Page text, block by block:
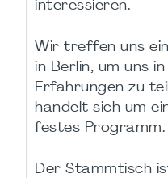
interessieren.
Wir treffen uns
in Berlin, um uns
Erfahrungen zu
handelt sich um
festes Programm.
Der Stammtisch